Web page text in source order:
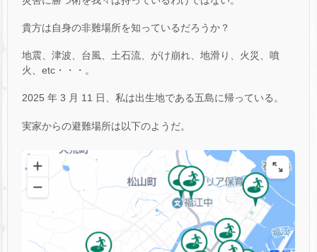
貴方は自身の非難場所を知っているだろうか？
地震、津波、台風、土石流、がけ崩れ、地滑り、火災、噴
火、etc・・・。
2025 年 3 月 11 日、私は出生地である五島に帰っている。
実家からの避難場所は以下のようだ。